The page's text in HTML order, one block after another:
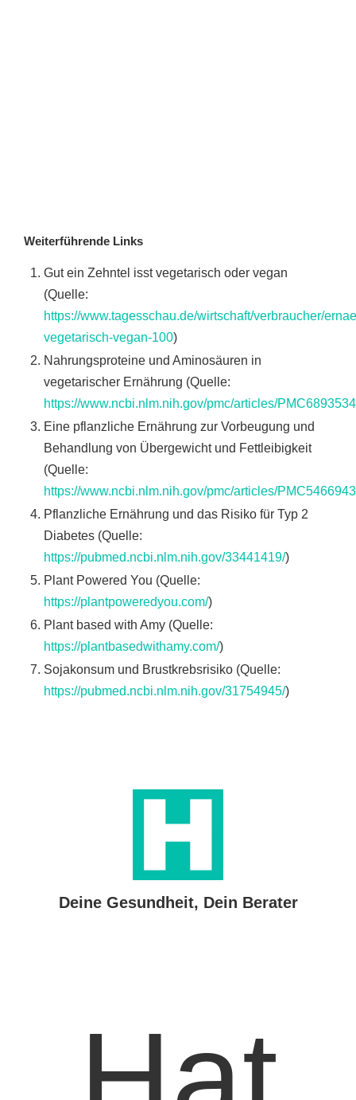
Weiterführende Links
Gut ein Zehntel isst vegetarisch oder vegan
(Quelle:
https://www.tagesschau.de/wirtschaft/verbraucher/
vegetarisch-vegan-100)
Nahrungsproteine ​​und Aminosäuren in
vegetarischer Ernährung (Quelle:
https://www.ncbi.nlm.nih.gov/pmc/articles/
Eine pflanzliche Ernährung zur Vorbeugung und
Behandlung von Übergewicht und Fettleibigkeit
(Quelle:
https://www.ncbi.nlm.nih.gov/pmc/articles/
Pflanzliche Ernährung und das Risiko für Typ 2
Diabetes (Quelle:
https://pubmed.ncbi.nlm.nih.gov/33441419/)
Plant Powered You (Quelle:
https://plantpoweredyou.com/)
Plant based with Amy (Quelle:
https://plantbasedwithamy.com/)
Sojakonsum und Brustkrebsrisiko (Quelle:
https://pubmed.ncbi.nlm.nih.gov/31754945/)
Deine Gesundheit, Dein Berater